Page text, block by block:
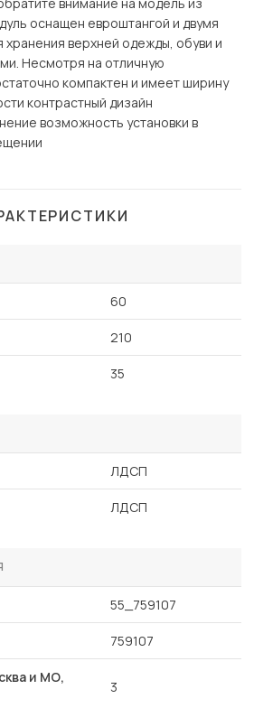
оснащен евроштангой и двумя
хранения верхней одежды, обуви и
Несмотря на отличную
компактен и имеет ширину
контрастный дизайн
возможность установки в
60
210
35
ЛДСП
ЛДСП
55_759107
759107
и МО,
3